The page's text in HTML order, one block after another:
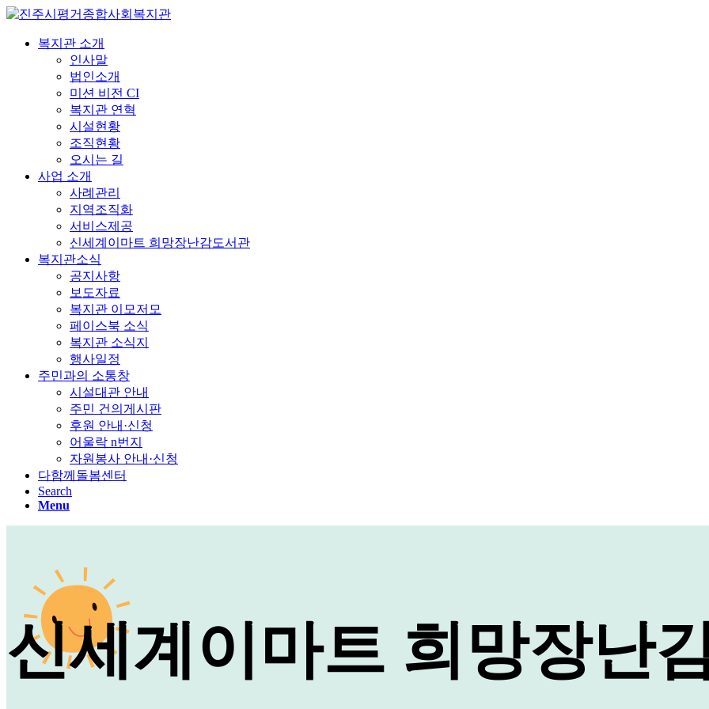
복지관 소개
인사말
법인소개
미션 비전 CI
복지관 연혁
시설현황
조직현황
오시는 길
사업 소개
사례관리
지역조직화
서비스제공
신세계이마트 희망장난감도서관
복지관소식
공지사항
보도자료
복지관 이모저모
페이스북 소식
복지관 소식지
행사일정
주민과의 소통창
시설대관 안내
주민 건의게시판
후원 안내·신청
어울락 n번지
자원봉사 안내·신청
다함께돌봄센터
Search
Menu
신세계이마트 희망장난